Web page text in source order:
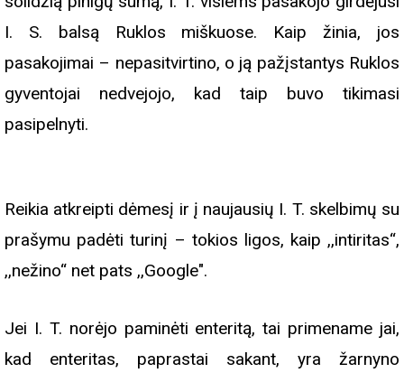
I. S. balsą Ruklos miškuose. Kaip žinia, jos
pasakojimai – nepasitvirtino, o ją pažįstantys Ruklos
gyventojai nedvejojo, kad taip buvo tikimasi
pasipelnyti.
Reikia atkreipti dėmesį ir į naujausių I. T. skelbimų su
prašymu padėti turinį – tokios ligos, kaip ,,intiritas“,
,,nežino“ net pats ,,Google".
Jei I. T. norėjo paminėti enteritą, tai primename jai,
kad enteritas, paprastai sakant, yra žarnyno